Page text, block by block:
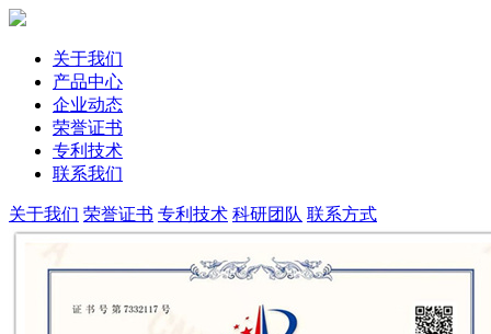
关于我们
产品中心
企业动态
荣誉证书
专利技术
联系我们
关于我们 荣誉证书 专利技术 科研团队 联系方式